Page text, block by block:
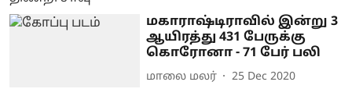
மகாராஷ்டிராவில் இன்று 3
ஆயிரத்து 431 பேருக்கு
கொரோனா - 71 பேர் பலி
மாலை மலர் 25 Dec 2020